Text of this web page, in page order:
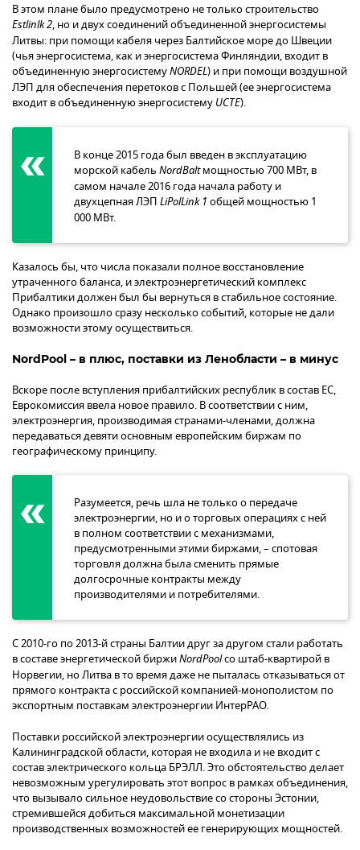
В этом плане было предусмотрено не только строительство
Estlinlk 2, но и двух соединений объединенной энергосистемы
Литвы: при помощи кабеля через Балтийское море до Швеции
(чья энергосистема, как и энергосистема Финляндии, входит в
объединенную энергосистемуNORDEL) и при помощи воздушной
ЛЭП для обеспечения перетоков с Польшей (ее энергосистема
входит в объединенную энергосистему UCTE).
В конце 2015 года был введен в эксплуатацию
морской кабель NordBaltмощностью 700 МВт, в
самом начале 2016 года начала работу и
двухцепная ЛЭП LiPolLink 1 общей мощностью 1
000 МВт.
Казалось бы, что числа показали полное восстановление
утраченного баланса, и электроэнергетический комплекс
Прибалтики должен был бы вернуться в стабильное состояние.
Однако произошло сразу несколько событий, которые не дали
возможности этому осуществиться.
NordPool – в плюс, поставки из Ленобласти – в минус
Вскоре после вступления прибалтийских республик в состав ЕС,
Еврокомиссия ввела новое правило. В соответствии с ним,
электроэнергия, производимая странами-членами, должна
передаваться девяти основным европейским биржам по
географическому принципу.
Разумеется, речь шла не только о передаче
электроэнергии, но и о торговых операциях с ней
в полном соответствии с механизмами,
предусмотренными этими биржами, – спотовая
торговля должна была сменить прямые
долгосрочные контракты между
производителями и потребителями.
С 2010-го по 2013-й страны Балтии друг за другом стали работать
в составе энергетической биржиNordPoolсо штаб-квартирой в
Норвегии, но Литва в то время даже не пыталась отказываться от
прямого контракта с российской компанией-монополистом по
экспортным поставкам электроэнергии ИнтерРАО.
Поставки российской электроэнергии осуществлялись из
Калининградской области, которая не входила и не входит с
состав электрического кольца БРЭЛЛ. Это обстоятельство делает
невозможным урегулировать этот вопрос в рамках объединения,
что вызывало сильное неудовольствие со стороны Эстонии,
стремившейся добиться максимальной монетизации
производственных возможностей ее генерирующих мощностей.